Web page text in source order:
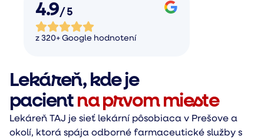
4.9/ 5
z 320+ Google hodnotení
Lekáreň, kde je
pacient na prvom mieste
Lekáreň TAJ je sieť lekární pôsobiaca v Prešove a
okolí, ktorá spája odborné farmaceutické služby s